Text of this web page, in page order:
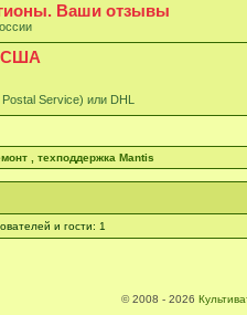
Ваши отзывы
США
Service) или DHL
, техподдержка Mantis
и гости: 1
© 2008 - 2026